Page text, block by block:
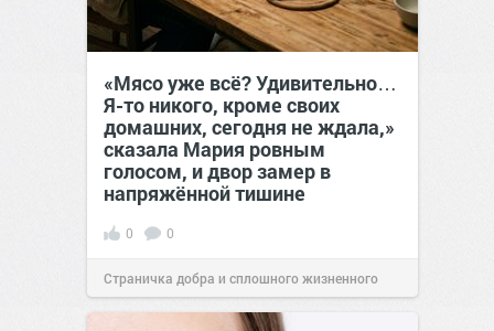
«Мясо уже всё? Удивительно…
Я-то никого, кроме своих
домашних, сегодня не ждала,»
сказала Мария ровным
голосом, и двор замер в
напряжённой тишине
0 0
Страничка добра и сплошного жизненного
позитива!15:38Вчера